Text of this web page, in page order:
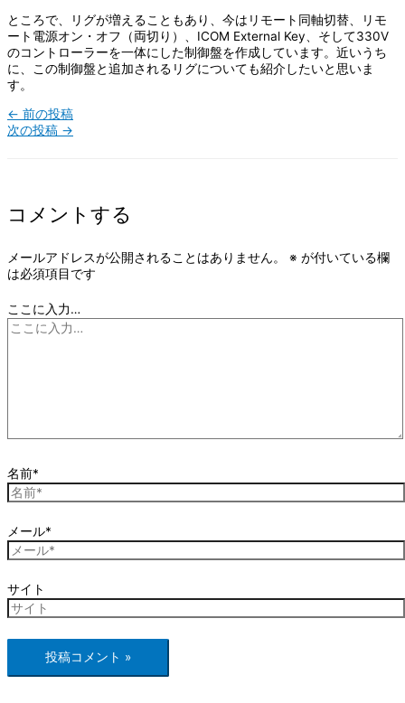
ところで、リグが増えることもあり、今はリモート同軸切替、リモ
ート電源オン・オフ（両切り）、ICOM External Key、そして330V
のコントローラーを一体にした制御盤を作成しています。近いうち
に、この制御盤と追加されるリグについても紹介したいと思いま
す。
← 前の投稿
次の投稿 →
コメントする
メールアドレスが公開されることはありません。 ※ が付いている欄
は必須項目です
ここに入力…
名前*
メール*
サイト